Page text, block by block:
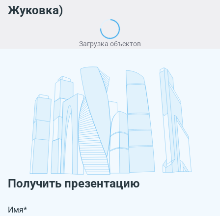
Жуковка)
Загрузка объектов
Получить презентацию
Имя*